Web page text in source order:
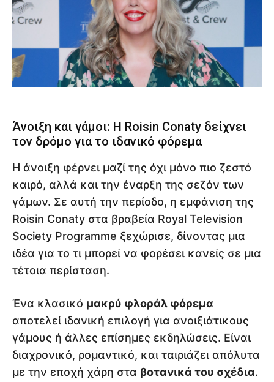
Άνοιξη και γάμοι: Η Roisin Conaty δείχνει
τον δρόμο για το ιδανικό φόρεμα
Η άνοιξη φέρνει μαζί της όχι μόνο πιο ζεστό
καιρό, αλλά και την έναρξη της σεζόν των
γάμων. Σε αυτή την περίοδο, η εμφάνιση της
Roisin Conaty στα βραβεία Royal Television
Society Programme ξεχώρισε, δίνοντας μια
ιδέα για το τι μπορεί να φορέσει κανείς σε μια
τέτοια περίσταση.
Ένα κλασικό μακρύ φλοράλ φόρεμα
αποτελεί ιδανική επιλογή για ανοιξιάτικους
γάμους ή άλλες επίσημες εκδηλώσεις. Είναι
διαχρονικό, ρομαντικό, και ταιριάζει απόλυτα
με την εποχή χάρη στα βοτανικά του σχέδια.